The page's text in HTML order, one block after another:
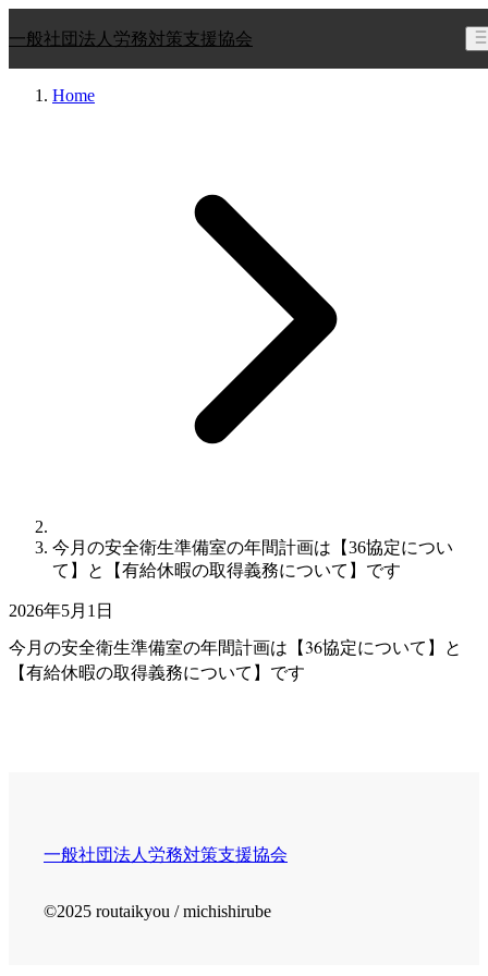
一般社団法人 労務対策支援協会
Home
今月の安全衛生準備室の年間計画は【36協定につい
て】と【有給休暇の取得義務について】です
2026年5月1日
今月の安全衛生準備室の年間計画は【36協定について】と
【有給休暇の取得義務について】です
一般社団法人労務対策支援協会
©2025 routaikyou / michishirube